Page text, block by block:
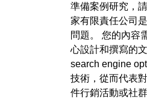
準備案例研究，
家有限責任公司
問題。 您的內容
心設計和撰寫的
search engine
技術，從而代表
件行銷活動或社